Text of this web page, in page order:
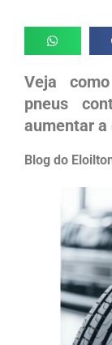
Veja
pneus
aumentar a
Blog do